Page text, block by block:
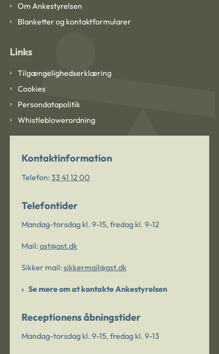
Om Ankestyrelsen
Blanketter og kontaktformularer
Links
Tilgængelighedserklæring
Cookies
Persondatapolitik
Whistleblowerordning
Kontaktinformation
Telefon: 33 41 12 00
Telefontider
Mandag-torsdag kl. 9-15, fredag kl. 9-12
Mail: ast@ast.dk
Sikker mail: sikkermail@ast.dk
Se mere om at kontakte Ankestyrelsen
Receptionens åbningstider
Mandag-torsdag kl. 9-15, fredag kl. 9-13